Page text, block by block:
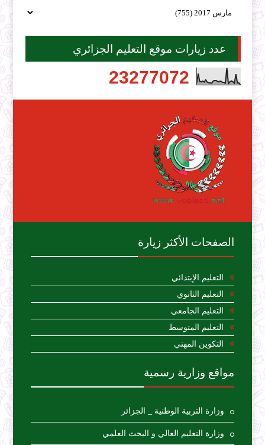
عدد زيارات موقع التعليم الجزائري
23277072
الصفحات الأكثر زيارة
التعليم الإبتدائي
التعليم الثانوي
التعليم الجامعي
التعليم المتوسط
التكوين المهني
مواقع وزارية رسمية
وزارة التربية الوطنية _ الجزائر
وزارة التعليم العالي و البحث العلمي